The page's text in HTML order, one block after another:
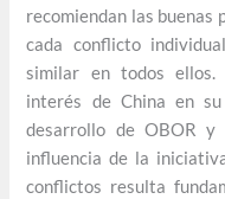
recomiendan las
cada conflicto
similar en todos ellos.
interés de China en
desarrollo de OBOR
influencia de la
conflictos resulta